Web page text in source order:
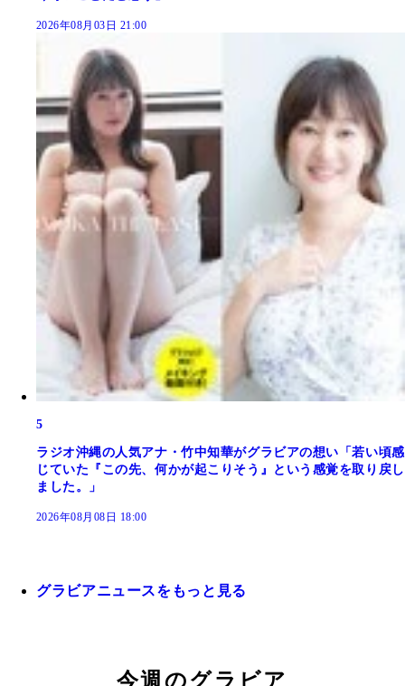
2026年08月03日 21:00
5
ラジオ沖縄の人気アナ・竹中知華がグラビアの想い「若い頃感
じていた『この先、何かが起こりそう』という感覚を取り戻し
ました。」
2026年08月08日 18:00
グラビアニュースをもっと見る
今週のグラビア